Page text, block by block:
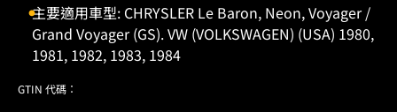
主要適用車型: CHRYSLER Le Baron, Neon, Voyager /
Grand Voyager (GS). VW (VOLKSWAGEN) (USA) 1980,
1981, 1982, 1983, 1984
GTIN 代碼：